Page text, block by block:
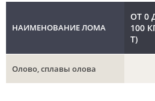
НАИМЕНОВАНИЕ ЛОМА
ОТ 0
100
Т)
Олово, сплавы олова